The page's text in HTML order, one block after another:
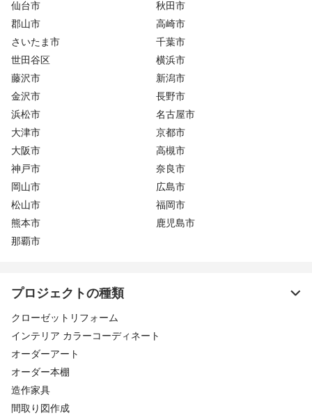
仙台市
秋田市
郡山市
高崎市
さいたま市
千葉市
世田谷区
横浜市
藤沢市
新潟市
金沢市
長野市
浜松市
名古屋市
大津市
京都市
大阪市
高槻市
神戸市
奈良市
岡山市
広島市
松山市
福岡市
熊本市
鹿児島市
那覇市
プロジェクトの種類
クローゼットリフォーム
インテリア カラーコーディネート
オーダーアート
オーダー本棚
造作家具
間取り図作成